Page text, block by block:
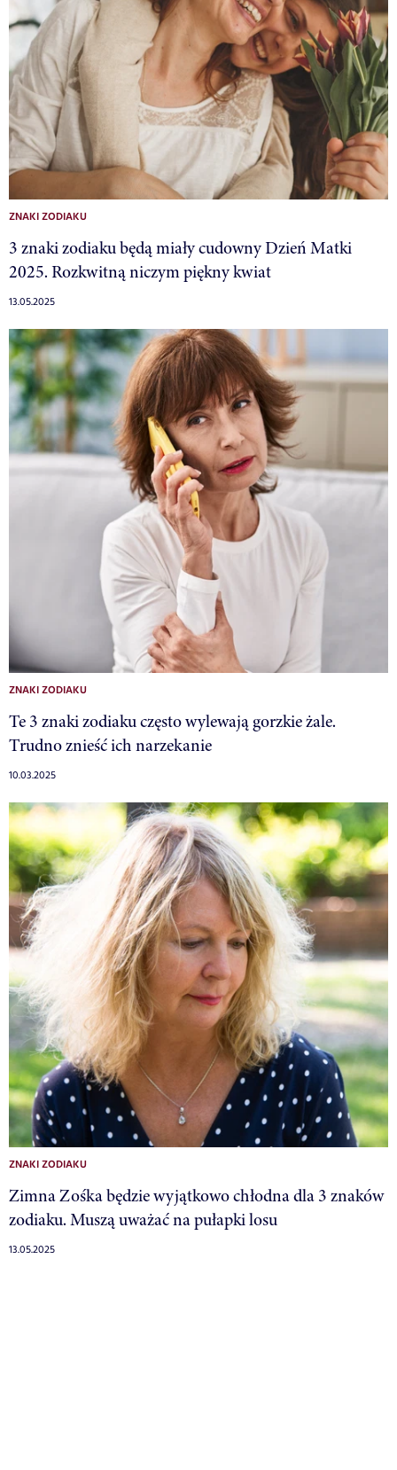
ZNAKI ZODIAKU
3 znaki zodiaku będą miały cudowny Dzień Matki
2025. Rozkwitną niczym piękny kwiat
13.05.2025
ZNAKI ZODIAKU
Te 3 znaki zodiaku często wylewają gorzkie żale.
Trudno znieść ich narzekanie
10.03.2025
ZNAKI ZODIAKU
Zimna Zośka będzie wyjątkowo chłodna dla 3 znaków
zodiaku. Muszą uważać na pułapki losu
13.05.2025